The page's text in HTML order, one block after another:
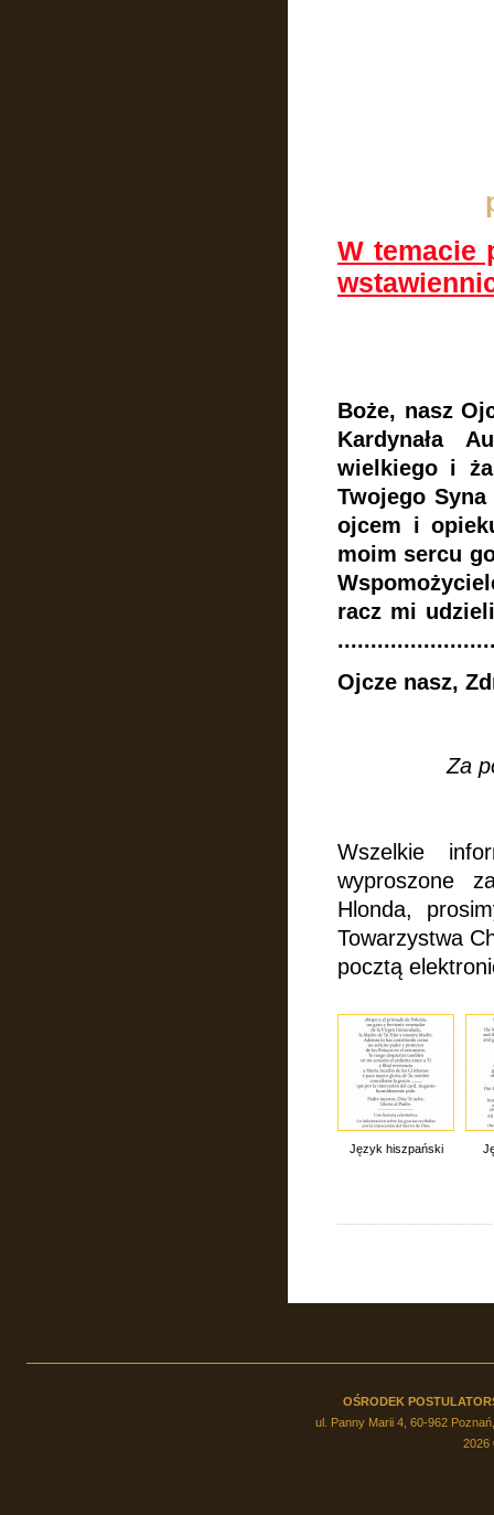
W temacie
Boże, nasz
Kardynała
wielkiego i
Twojego
ojcem i
moim sercu
racz mi
Ojcze nasz,
Za
Wszelkie
wyproszone
Hlonda,
Towarzystwa
pocztą
Język hiszpański
OŚRODEK
ul. Panny Marii 4, 60-962
2026